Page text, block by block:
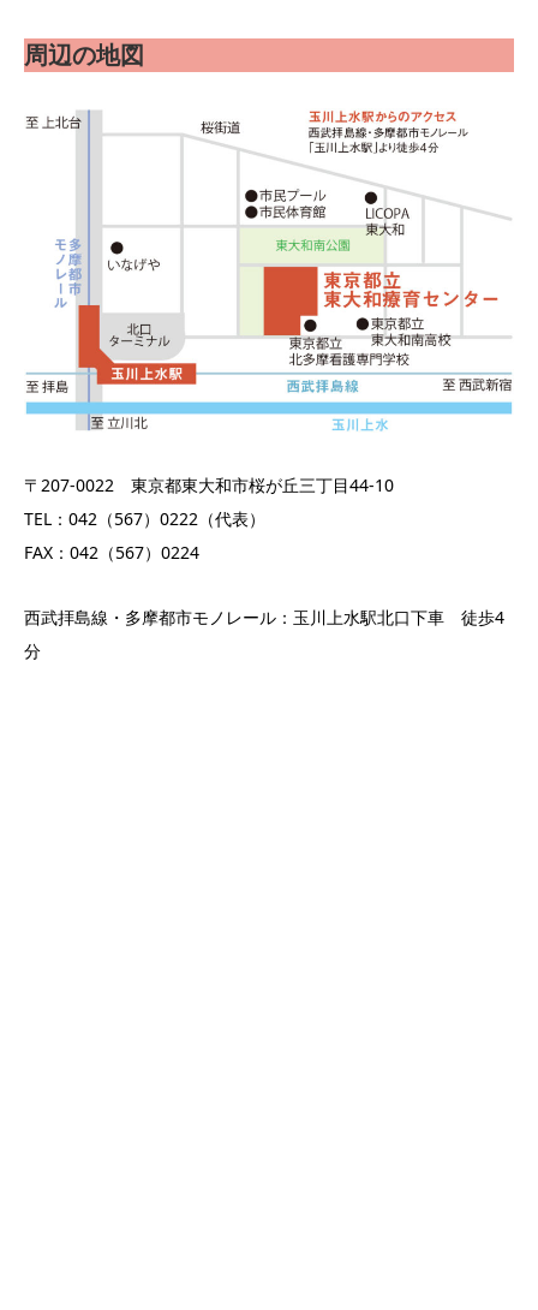
周辺の地図
〒207-0022 東京都東大和市桜が丘三丁目44-10
TEL：042（567）0222（代表）
FAX：042（567）0224
西武拝島線・多摩都市モノレール：玉川上水駅北口下車 徒歩4
分